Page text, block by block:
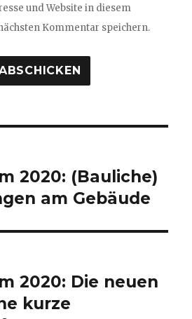
und Website in diesem
Kommentar speichern.
2020: (Bauliche)
am Gebäude
2020: Die neuen
kurze